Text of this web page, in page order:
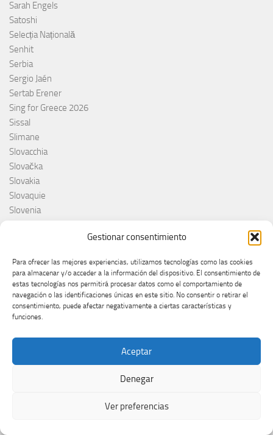
Gestionar consentimiento
Para ofrecer las mejores experiencias, utilizamos tecnologías como las cookies
para almacenar y/o acceder a la información del dispositivo. El consentimiento de
estas tecnologías nos permitirá procesar datos como el comportamiento de
navegación o las identificaciones únicas en este sitio. No consentir o retirar el
consentimiento, puede afectar negativamente a ciertas características y
funciones.
Aceptar
Denegar
Ver preferencias
Sarah Engels
Satoshi
Selecția Națională
Senhit
Serbia
Sergio Jaén
Sertab Erener
Sing for Greece 2026
Sissal
Slimane
Slovacchia
Slovačka
Slovakia
Slovaquie
Slovenia
Söngvakeppnin
Søren Torpeggard Lund
Spagna
Spain
Španja